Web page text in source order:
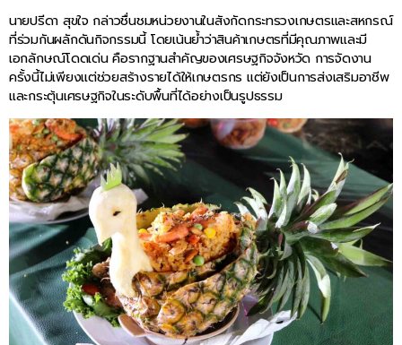
นายปรีดา สุขใจ กล่าวชื่นชมหน่วยงานในสังกัดกระทรวงเกษตรและสหกรณ์
ที่ร่วมกันผลักดันกิจกรรมนี้ โดยเน้นย้ำว่าสินค้าเกษตรที่มีคุณภาพและมี
เอกลักษณ์โดดเด่น คือรากฐานสำคัญของเศรษฐกิจจังหวัด การจัดงาน
ครั้งนี้ไม่เพียงแต่ช่วยสร้างรายได้ให้เกษตรกร แต่ยังเป็นการส่งเสริมอาชีพ
และกระตุ้นเศรษฐกิจในระดับพื้นที่ได้อย่างเป็นรูปธรรม